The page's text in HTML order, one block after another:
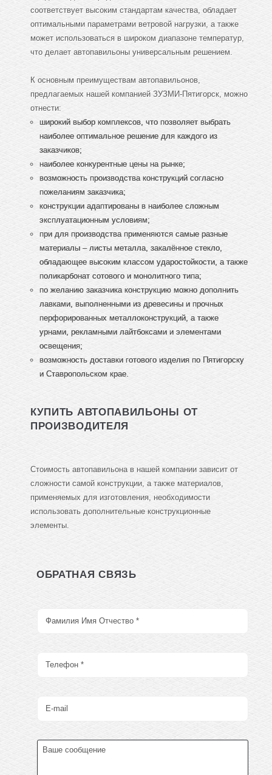
соответствует высоким стандартам качества, обладает
оптимальными параметрами ветровой нагрузки, а также
может использоваться в широком диапазоне температур,
что делает автопавильоны универсальным решением.
К основным преимуществам автопавильонов,
предлагаемых нашей компанией ЗУЗМИ-Пятигорск, можно
отнести:
широкий выбор комплексов, что позволяет выбрать
наиболее оптимальное решение для каждого из
заказчиков;
наиболее конкурентные цены на рынке;
возможность производства конструкций согласно
пожеланиям заказчика;
конструкции адаптированы в наиболее сложным
эксплуатационным условиям;
при для производства применяются самые разные
материалы – листы металла, закалённое стекло,
обладающее высоким классом ударостойкости, а также
поликарбонат сотового и монолитного типа;
по желанию заказчика конструкцию можно дополнить
лавками, выполненными из древесины и прочных
перфорированных металлоконструкций, а также
урнами, рекламными лайтбоксами и элементами
освещения;
возможность доставки готового изделия по Пятигорску
и Ставропольском крае.
КУПИТЬ АВТОПАВИЛЬОНЫ ОТ
ПРОИЗВОДИТЕЛЯ
Стоимость автопавильона в нашей компании зависит от
сложности самой конструкции, а также материалов,
применяемых для изготовления, необходимости
использовать дополнительные конструкционные
элементы.
ОБРАТНАЯ СВЯЗЬ